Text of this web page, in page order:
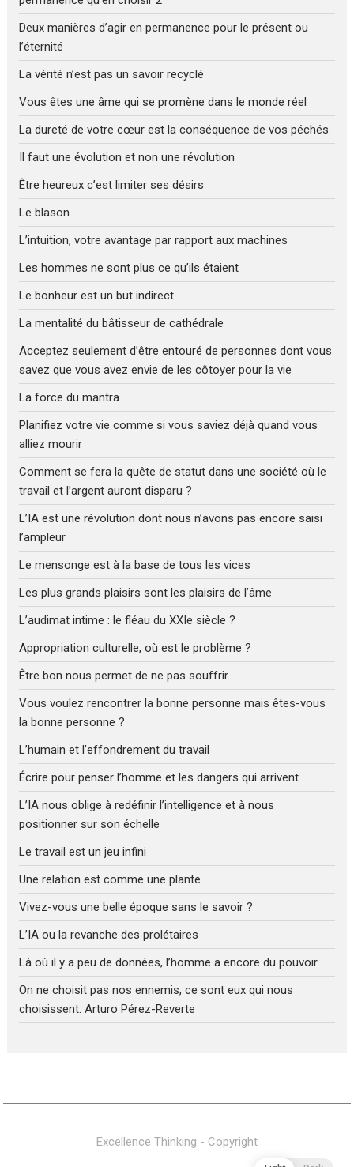
Deux manières d’agir en permanence pour le présent ou
l’éternité
La vérité n’est pas un savoir recyclé
Vous êtes une âme qui se promène dans le monde réel
La dureté de votre cœur est la conséquence de vos péchés
Il faut une évolution et non une révolution
Être heureux c’est limiter ses désirs
Le blason
L’intuition, votre avantage par rapport aux machines
Les hommes ne sont plus ce qu’ils étaient
Le bonheur est un but indirect
La mentalité du bâtisseur de cathédrale
Acceptez seulement d’être entouré de personnes dont vous
savez que vous avez envie de les côtoyer pour la vie
La force du mantra
Planifiez votre vie comme si vous saviez déjà quand vous
alliez mourir
Comment se fera la quête de statut dans une société où le
travail et l’argent auront disparu ?
L’IA est une révolution dont nous n’avons pas encore saisi
l’ampleur
Le mensonge est à la base de tous les vices
Les plus grands plaisirs sont les plaisirs de l’âme
L’audimat intime : le fléau du XXIe siècle ?
Appropriation culturelle, où est le problème ?
Être bon nous permet de ne pas souffrir
Vous voulez rencontrer la bonne personne mais êtes-vous
la bonne personne ?
L’humain et l’effondrement du travail
Écrire pour penser l’homme et les dangers qui arrivent
L’IA nous oblige à redéfinir l’intelligence et à nous
positionner sur son échelle
Le travail est un jeu infini
Une relation est comme une plante
Vivez-vous une belle époque sans le savoir ?
L’IA ou la revanche des prolétaires
Là où il y a peu de données, l’homme a encore du pouvoir
On ne choisit pas nos ennemis, ce sont eux qui nous
choisissent. Arturo Pérez-Reverte
Excellence Thinking - Copyright